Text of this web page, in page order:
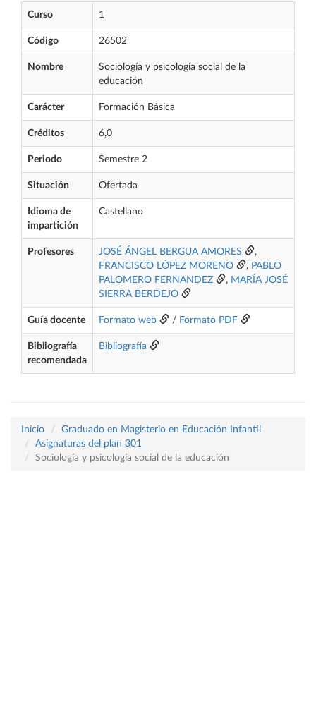
Curso 1
Código 26502
Nombre
Sociología y psicología social de la
educación
Carácter Formación Básica
Créditos 6,0
Periodo Semestre 2
Situación Ofertada
Idioma de
impartición
Castellano
Profesores JOSÉ ÁNGEL BERGUA AMORES
,
FRANCISCO LÓPEZ MORENO
, PABLO
PALOMERO FERNANDEZ
, MARÍA JOSÉ
SIERRA BERDEJO
Guía docente Formato web / Formato PDF
Bibliografía
recomendada
Bibliografía
Inicio
Graduado en Magisterio en Educación Infantil
Asignaturas del plan 301
Sociología y psicología social de la educación